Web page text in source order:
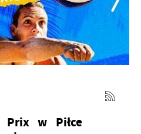
Prix w Piłce